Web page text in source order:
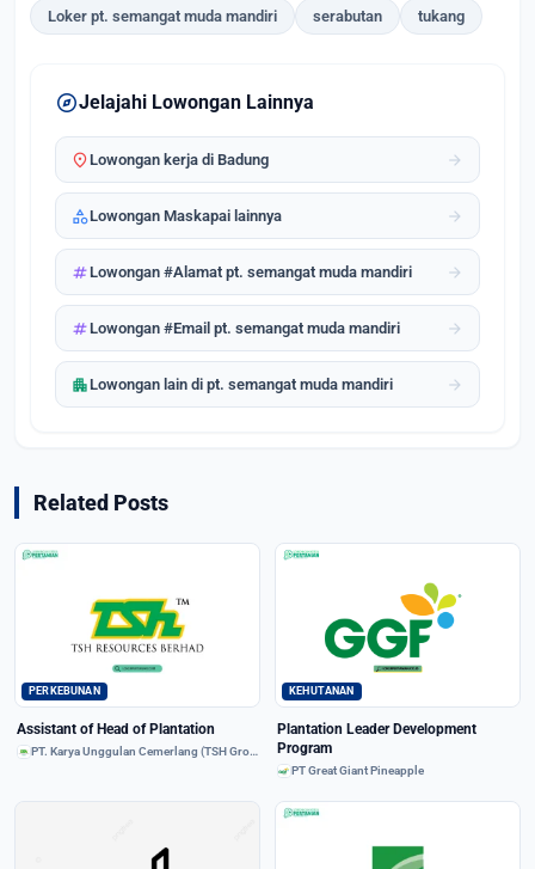
Loker pt. semangat muda mandiri serabutan tukang
exploreJelajahi Lowongan Lainnya
location_onLowongan kerja di Badung arrow_forward
categoryLowongan Maskapai lainnya arrow_forward
tagLowongan #Alamat pt. semangat muda mandiri arrow_forward
tagLowongan #Email pt. semangat muda mandiri arrow_forward
apartmentLowongan lain di pt. semangat muda mandiri arrow_forward
Related Posts
PERKEBUNAN
Assistant of Head of Plantation
PT. Karya Unggulan Cemerlang (TSH Group)
KEHUTANAN
Plantation Leader Development
Program
PT Great Giant Pineapple